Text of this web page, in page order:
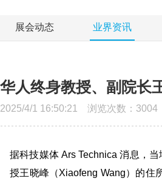
展会动态 业界资讯
华人终身教授、副院长
2025/4/1 16:50:21 浏览次数： 3004
据科技媒体 Ars Technica 消息，当
授王晓峰 （Xiaofeng Wang） 的住